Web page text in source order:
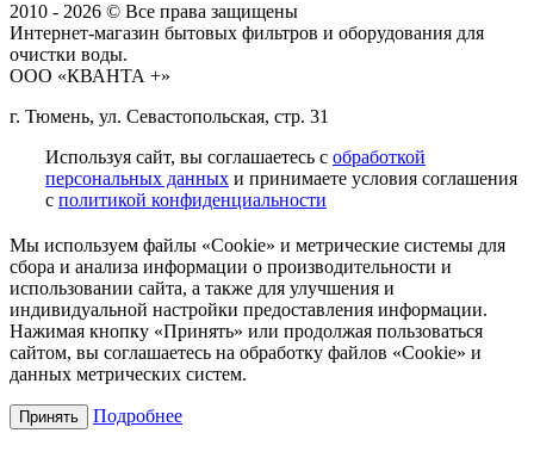
2010 - 2026 © Все права защищены
Интернет-магазин бытовых фильтров и оборудования для
очистки воды.
ООО «КВАНТА +»
г. Тюмень, ул. Севастопольская, стр. 31
Используя сайт, вы соглашаетесь с обработкой
персональных данных и принимаете условия соглашения
с политикой конфиденциальности
Мы используем файлы «Cookie» и метрические системы для
сбора и анализа информации о производительности и
использовании сайта, а также для улучшения и
индивидуальной настройки предоставления информации.
Нажимая кнопку «Принять» или продолжая пользоваться
сайтом, вы соглашаетесь на обработку файлов «Cookie» и
данных метрических систем.
Принять Подробнее